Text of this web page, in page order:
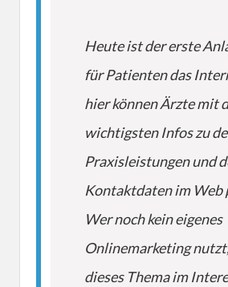
Heute ist der erste
für Patienten das
hier können Ärzte mit
wichtigsten Infos zu
Praxisleistungen und
Kontaktdaten im Web
Wer noch kein eigenes
Onlinemarketing
dieses Thema im